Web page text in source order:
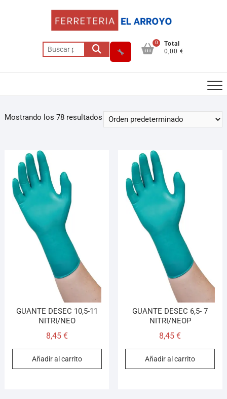
0
Total
0,00 €
Mostrando los 78 resultados
GUANTE DESEC 10,5-11
NITRI/NEO
8,45 €
Añadir al carrito
GUANTE DESEC 6,5- 7
NITRI/NEOP
8,45€
Añadir al carrito
Asesor El Arroyo
En línea · responde en segundos
Llamar (cerrado) Cómo llegar
aunque no sepas el nombre exacto